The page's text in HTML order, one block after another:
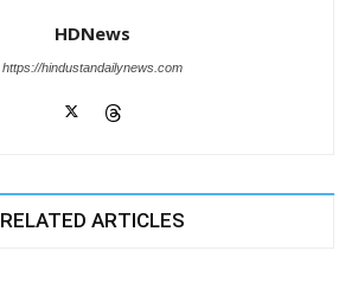
HDNews
https://hindustandailynews.com
RELATED ARTICLES